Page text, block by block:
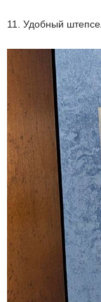
11. Удобный